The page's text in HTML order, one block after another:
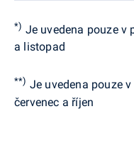
*) Je uvedena pouze v
a listopad
**) Je uvedena pouze
červenec a říjen